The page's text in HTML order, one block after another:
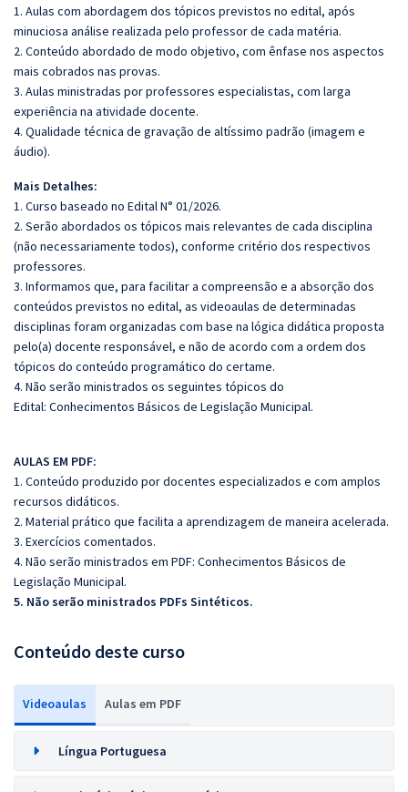
1. Aulas com abordagem dos tópicos previstos no edital, após
minuciosa análise realizada pelo professor de cada matéria.
2. Conteúdo abordado de modo objetivo, com ênfase nos aspectos
mais cobrados nas provas.
3. Aulas ministradas por professores especialistas, com larga
experiência na atividade docente.
4. Qualidade técnica de gravação de altíssimo padrão (imagem e
áudio).
Mais Detalhes:
1. Curso baseado no Edital N° 01/2026.
2. Serão abordados os tópicos mais relevantes de cada disciplina
(não necessariamente todos), conforme critério dos respectivos
professores.
3. Informamos que, para facilitar a compreensão e a absorção dos
conteúdos previstos no edital, as videoaulas de determinadas
disciplinas foram organizadas com base na lógica didática proposta
pelo(a) docente responsável, e não de acordo com a ordem dos
tópicos do conteúdo programático do certame.
4. Não serão ministrados os seguintes tópicos do
Edital: Conhecimentos Básicos de Legislação Municipal.
AULAS EM PDF:
1. Conteúdo produzido por docentes especializados e com amplos
recursos didáticos.
2. Material prático que facilita a aprendizagem de maneira acelerada.
3. Exercícios comentados.
4. Não serão ministrados em PDF: Conhecimentos Básicos de
Legislação Municipal.
5. Não serão ministrados PDFs Sintéticos.
Conteúdo deste curso
Videoaulas Aulas em PDF
Língua Portuguesa